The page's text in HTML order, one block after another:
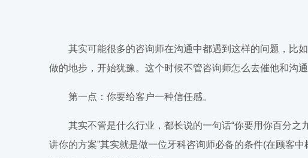
其实可能很多的咨询师在沟通中都遇到这样的问题，比
做的地步，开始犹豫。这个时候不管咨询师怎么去催他和沟
第一点：你要给客户一种信任感。
其实不管是什么行业，都长说的一句话“你要用你百分之
讲你的方案”其实就是做一位牙科咨询师必备的条件(在顾客